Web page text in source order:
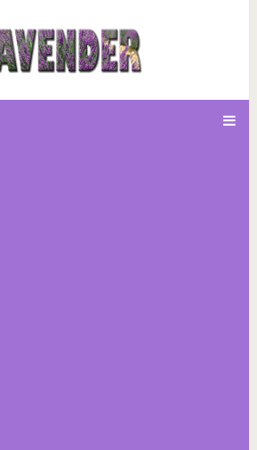
Девушки устроили
выглядеть. Зрелище